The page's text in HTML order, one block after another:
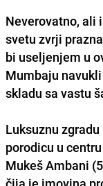
Neverovatno, ali
svetu zvrji
bi useljenjem u
Mumbaju
skladu sa vastu
Luksuznu
porodicu u
Mukeš Ambani